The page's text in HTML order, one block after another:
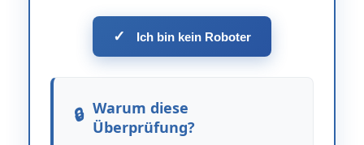
✓ Ich bin kein Roboter
Warum diese
Überprüfung?